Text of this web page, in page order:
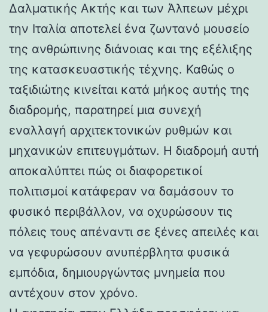
Δαλματικής Ακτής και των Άλπεων μέχρι
την Ιταλία αποτελεί ένα ζωντανό μουσείο
της ανθρώπινης διάνοιας και της εξέλιξης
της κατασκευαστικής τέχνης. Καθώς ο
ταξιδιώτης κινείται κατά μήκος αυτής της
διαδρομής, παρατηρεί μια συνεχή
εναλλαγή αρχιτεκτονικών ρυθμών και
μηχανικών επιτευγμάτων. Η διαδρομή αυτή
αποκαλύπτει πώς οι διαφορετικοί
πολιτισμοί κατάφεραν να δαμάσουν το
φυσικό περιβάλλον, να οχυρώσουν τις
πόλεις τους απέναντι σε ξένες απειλές και
να γεφυρώσουν ανυπέρβλητα φυσικά
εμπόδια, δημιουργώντας μνημεία που
αντέχουν στον χρόνο.